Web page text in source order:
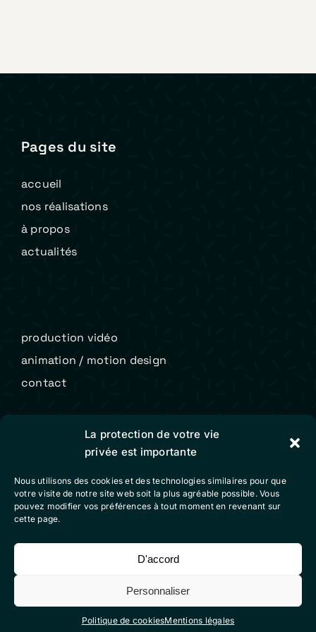
La protection de votre vie
privée est importante
Nous utilisons des cookies et des technologies similaires pour que
votre visite de notre site web soit la plus agréable possible. Vous
pouvez modifier vos préférences à tout moment en revenant sur
cette page.
D'accord
Personnaliser
Politique de cookiesMentions légales
Pages du site
accueil
nos réalisations
à propos
actualités
production vidéo
animation / motion design
contact
Colibri Vidéo
conditions générales de vente
politique de cookies (eu)
Suivez-nous sur nos réseaux sociaux